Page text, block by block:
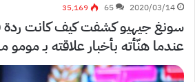
2020/03/14
65 35٬169
سونغ جيهيو كشفت كيف كانت
عندما هنّأته بأخبار علاقته بـ